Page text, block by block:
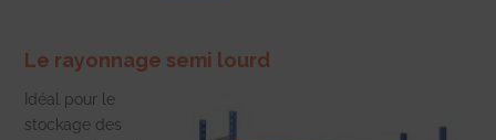
Le rayonnage semi lourd
Idéal pour le
stockage des